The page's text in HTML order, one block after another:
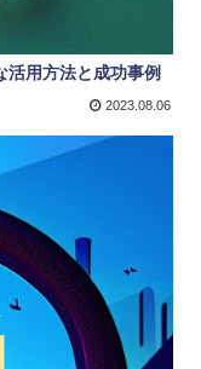
活用方法と成功事例
2023.08.06